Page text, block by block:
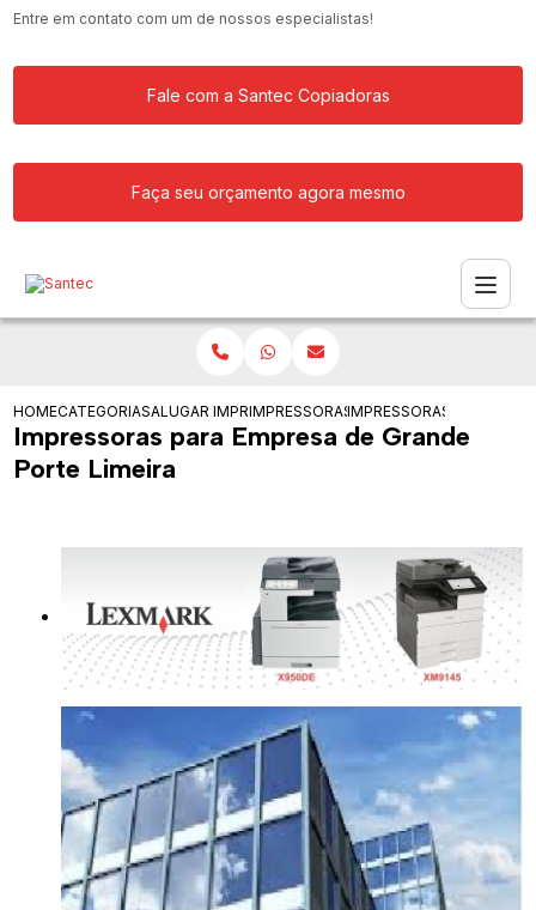
Entre em contato com um de nossos especialistas!
Fale com a Santec Copiadoras
Faça seu orçamento agora mesmo
HOMECATEGORIASALUGAR IMPRESSORAIMPRESSORAS PARA EMPRESA DE
IMPRESSORAS PARA
Impressoras para Empresa de Grande
Porte Limeira